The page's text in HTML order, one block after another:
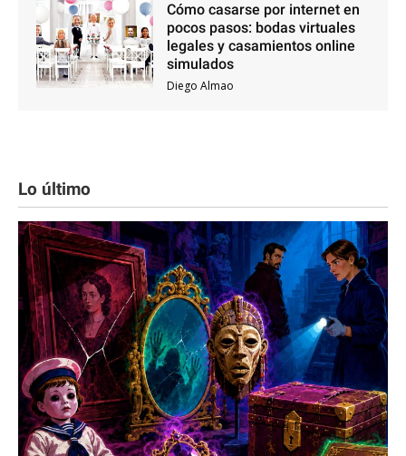
Cómo casarse por internet en
pocos pasos: bodas virtuales
legales y casamientos online
simulados
Diego Almao
Lo último